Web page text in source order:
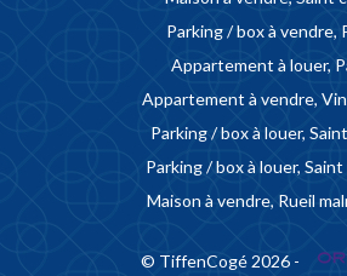
Parking / box à vendre,
Appartement à louer,
Appartement à vendre,
Parking / box à louer,
Parking / box à louer,
Maison à vendre, Rueil
© TiffenCogé 2026 -